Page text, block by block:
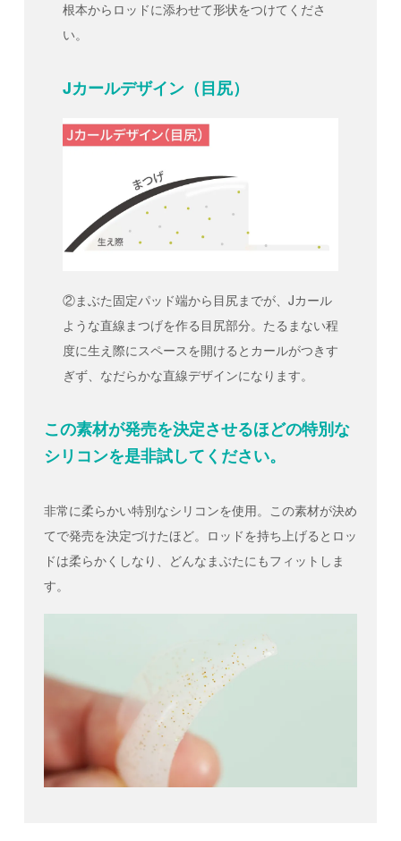
根本からロッドに添わせて形状をつけてくださ
い。
Jカールデザイン（目尻）
②まぶた固定パッド端から目尻までが、Jカール
ような直線まつげを作る目尻部分。たるまない程
度に生え際にスペースを開けるとカールがつきす
ぎず、なだらかな直線デザインになります。
この素材が発売を決定させるほどの特別な
シリコンを是非試してください。
非常に柔らかい特別なシリコンを使用。この素材が決め
てで発売を決定づけたほど。ロッドを持ち上げるとロッ
ドは柔らかくしなり、どんなまぶたにもフィットしま
す。